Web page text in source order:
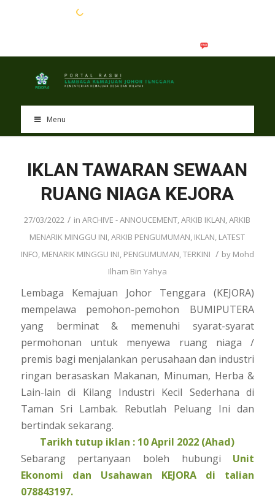
Menu
IKLAN TAWARAN SEWAAN
RUANG NIAGA KEJORA
27/03/2022 / inARCHIVE - ANNOUCEMENT,ARKIB IKLAN,ARKIB
MENARIK MINGGU INI,ARKIB PENGUMUMAN, IKLAN, LATEST
INFO, MENARIK MINGGU INI, PENGUMUMAN,TERKINI / by Mohd
Ilham Bin Yahya
Lembaga Kemajuan Johor Tenggara (KEJORA)
mempelawa pemohon-pemohon BUMIPUTERA
yang berminat & memenuhi syarat-syarat
permohonan untuk menyewa ruang niaga /
premis bagi menjalankan perusahaan dan industri
ringan berasaskan Makanan, Minuman, Herba &
Lain-lain di Kilang Industri Kecil Sederhana di
Taman Sri Lambak. Rebutlah Peluang Ini dan
bertindak sekarang.
Tarikh tutup iklan : 10 April 2022 (Ahad)
Sebarang pertanyaan boleh hubungi Unit
Ekonomi dan Usahawan KEJORA di talian
078843197.